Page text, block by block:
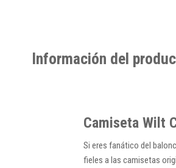
Información del
Camiseta Wilt
Si eres fanático del
fieles a las camisetas